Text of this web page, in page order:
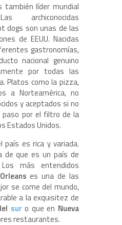
también líder mundial
Las archiconocidas
dogs son unas de las
de EEUU. Nacidas
gastronomías,
nacional genuino
por todas las
Platos como la pizza,
a Norteamérica, no
y aceptados si no
paso por el filtro de la
Estados Unidos.
país es rica y variada.
de que es un país de
más entendidos
es una de las
se come del mundo,
a la exquisitez de
sur o que en Nueva
restaurantes.